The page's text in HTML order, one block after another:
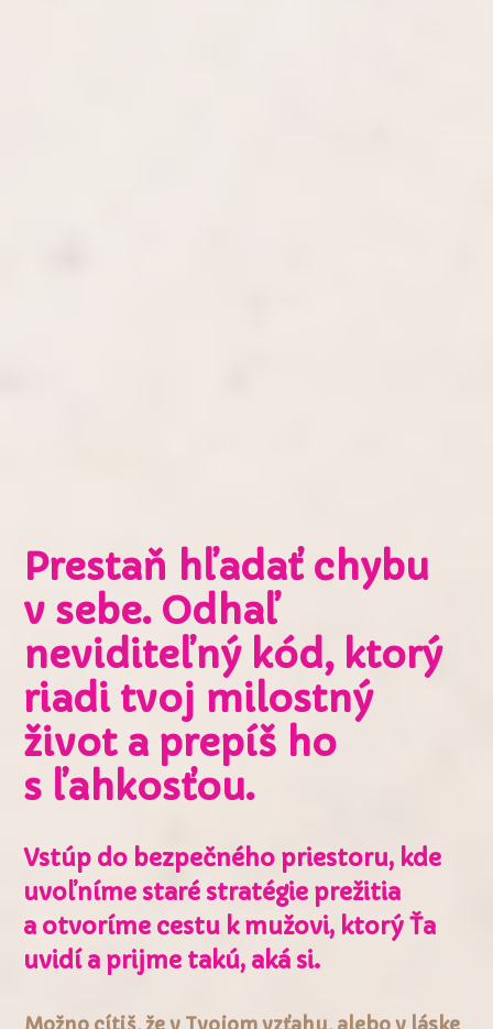
Prestaň hľadať chybu
v sebe. Odhaľ
neviditeľný kód, ktorý
riadi tvoj milostný
život a prepíš ho
s ľahkosťou.
Vstúp do bezpečného priestoru, kde
uvoľníme staré stratégie prežitia
a otvoríme cestu k mužovi, ktorý Ťa
uvidí a prijme takú, aká si.